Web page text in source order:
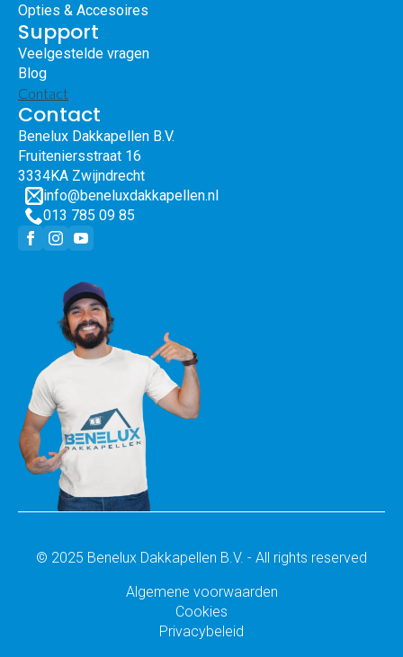
Opties & Accesoires
Support
Veelgestelde vragen
Blog
Contact
Contact
Benelux Dakkapellen B.V.
Fruiteniersstraat 16
3334KA Zwijndrecht
info@beneluxdakkapellen.nl
013 785 09 85
© 2025 Benelux Dakkapellen B.V. - All rights reserved
Algemene voorwaarden
Cookies
Privacybeleid